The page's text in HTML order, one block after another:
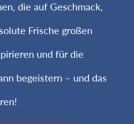
die auf Geschmack,
Frische großen
und für die
begeistern – und das